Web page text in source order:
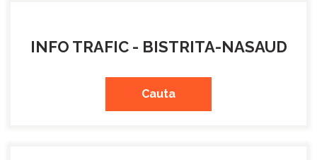
INFO TRAFIC - BISTRITA-NASAUD
Cauta